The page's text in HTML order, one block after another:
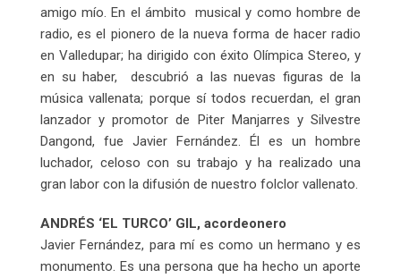
amigo mío. En el ámbito musical y como hombre de
radio, es el pionero de la nueva forma de hacer radio
en Valledupar; ha dirigido con éxito Olímpica Stereo, y
en su haber, descubrió a las nuevas figuras de la
música vallenata; porque sí todos recuerdan, el gran
lanzador y promotor de Piter Manjarres y Silvestre
Dangond, fue Javier Fernández. Él es un hombre
luchador, celoso con su trabajo y ha realizado una
gran labor con la difusión de nuestro folclor vallenato.
ANDRÉS ‘EL TURCO’ GIL, acordeonero
Javier Fernández, para mí es como un hermano y es
monumento. Es una persona que ha hecho un aporte